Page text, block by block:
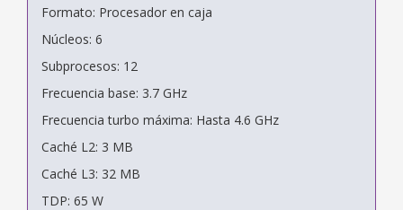
Formato: Procesador en caja
Núcleos: 6
Subprocesos: 12
Frecuencia base: 3.7 GHz
Frecuencia turbo máxima: Hasta 4.6 GHz
Caché L2: 3 MB
Caché L3: 32 MB
TDP: 65 W